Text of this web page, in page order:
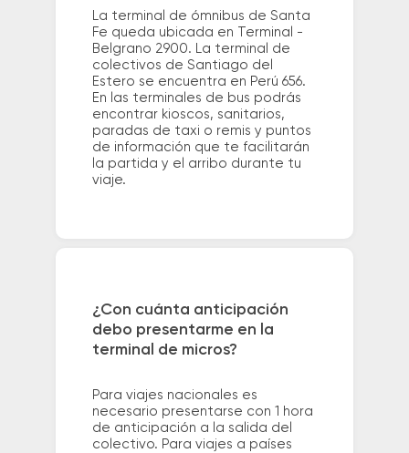
La terminal de ómnibus de Santa
Fe queda ubicada en Terminal -
Belgrano 2900. La terminal de
colectivos de Santiago del
Estero se encuentra en Perú 656.
En las terminales de bus podrás
encontrar kioscos, sanitarios,
paradas de taxi o remis y puntos
de información que te facilitarán
la partida y el arribo durante tu
viaje.
¿Con cuánta anticipación
debo presentarme en la
terminal de micros?
Para viajes nacionales es
necesario presentarse con 1 hora
de anticipación a la salida del
colectivo. Para viajes a países